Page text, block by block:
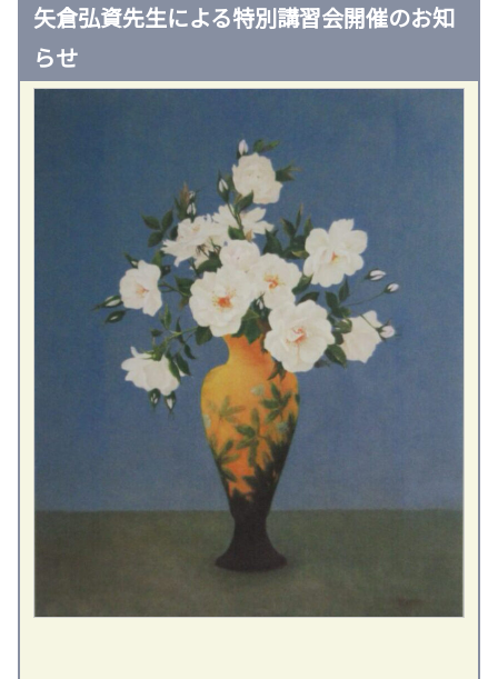
矢倉弘資先生による特別講習会開催のお知
らせ